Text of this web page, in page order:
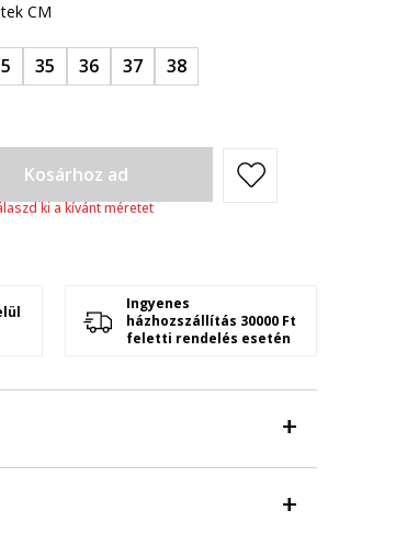
CM
35 36 37 38
Kosárhoz ad
ki a kívánt méretet
Ingyenes
házhozszállítás 30000 Ft
feletti rendelés esetén